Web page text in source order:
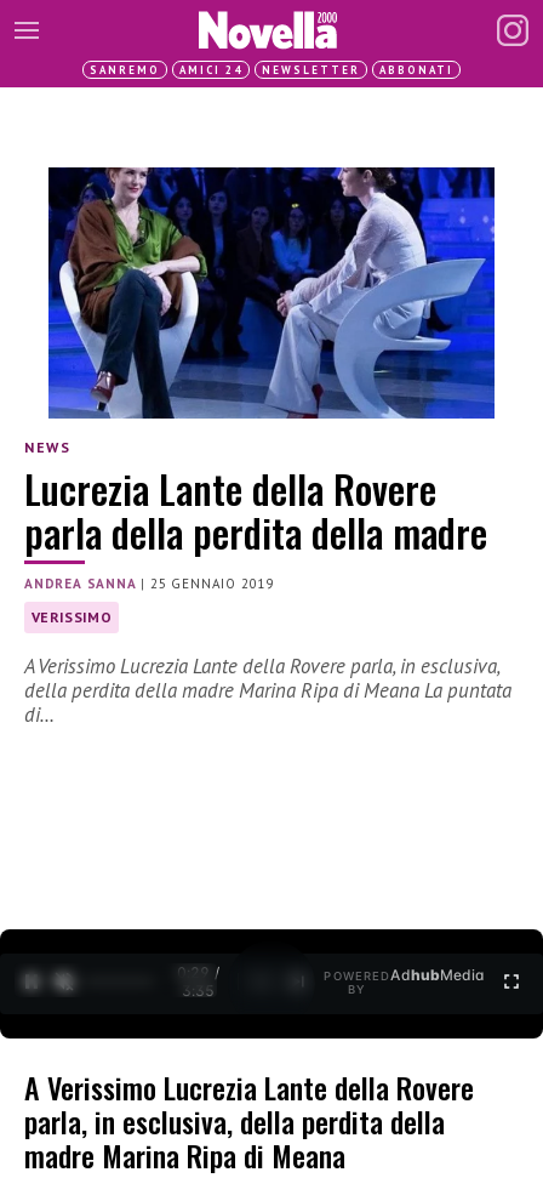
SANREMO AMICI 24 NEWSLETTER ABBONATI
NEWS
Lucrezia Lante della Rovere
parla della perdita della madre
ANDREA SANNA |25 GENNAIO 2019
VERISSIMO
A Verissimo Lucrezia Lante della Rovere parla, in esclusiva,
della perdita della madre Marina Ripa di Meana La puntata
di…
0:30 /
3:35
POWERED
BY
AdhubMedia
A Verissimo Lucrezia Lante della Rovere
parla, in esclusiva, della perdita della
madre Marina Ripa di Meana